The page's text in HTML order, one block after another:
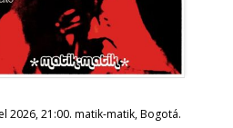
2026, 21:00. matik-matik, Bogotá.